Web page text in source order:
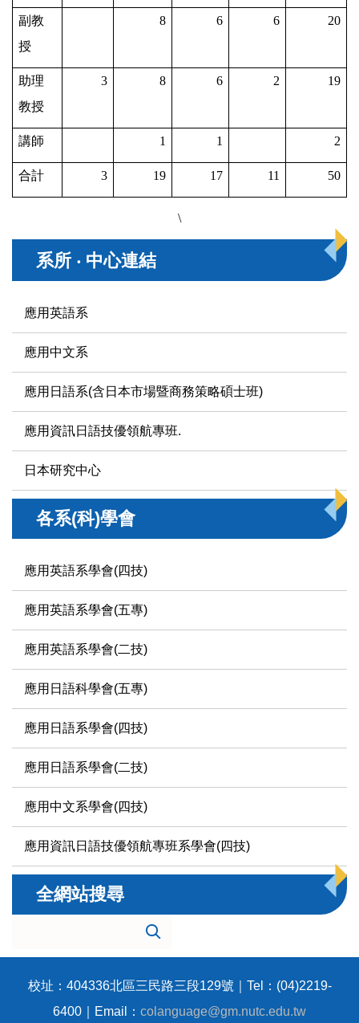
副教
授
8 6 6 20
助理
教授
3 8 6 2 19
講師 1 1 2
合計 3 19 17 11 50
\
系所 ‧ 中心連結
應用英語系
應用中文系
應用日語系(含日本市場暨商務策略碩士班)
應用資訊日語技優領航專班.
日本研究中心
各系(科)學會
應用英語系學會(四技)
應用英語系學會(五專)
應用英語系學會(二技)
應用日語科學會(五專)
應用日語系學會(四技)
應用日語系學會(二技)
應用中文系學會(四技)
應用資訊日語技優領航專班系學會(四技)
全網站搜尋
校址：404336北區三民路三段129號｜Tel：(04)2219-
6400｜Email： colanguage@gm.nutc.edu.tw